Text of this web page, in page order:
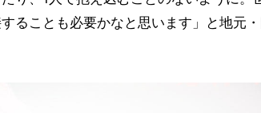
ることも必要かなと思います」と地元